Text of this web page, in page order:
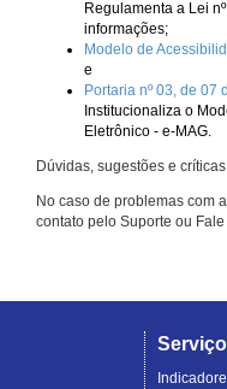
Regulamenta a Lei
informações;
Modelo de
e
Portaria nº 03, de 07
Institucionaliza o
Eletrônico - e-MAG.
Dúvidas, sugestões e
No caso de problemas com
contato pelo Suporte ou